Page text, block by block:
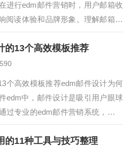
进行edm邮件营销时，用户邮箱收
阅读体验和品牌形象。理解邮箱收
原因，有助于针对性优化邮件设计
统的整体效果。专业平台如MailB
的13个高效模板推荐
590
个高效模板推荐edm邮件设计为何
edm中，邮件设计是吸引用户眼球
过专业的edm邮件营销系统，例如
效模板，提高邮件的转化率。模板
户注册欢迎，风格简洁明快，内容
的11种工具与技巧整理